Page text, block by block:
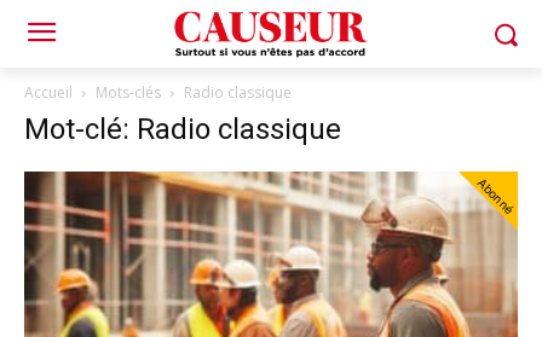
Accueil Mots-clés Radio classique
Mot-clé: Radio classique
Abonné